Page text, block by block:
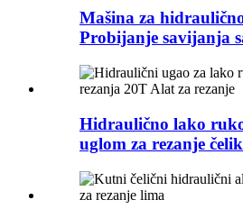
Mašina za
Probijanje savijanja
Hidraulično lako
uglom za rezanje